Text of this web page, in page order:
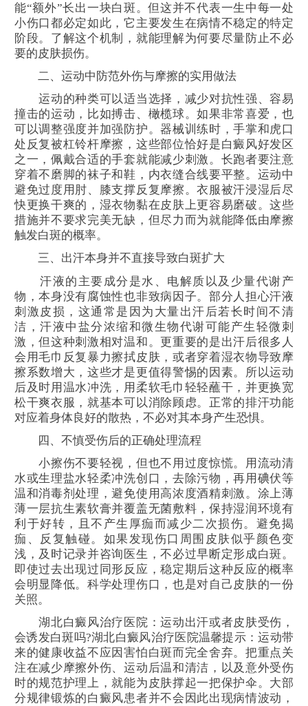
能“额外”长出一块白斑。但这并不代表一生中每一处
小伤口都必定如此，它主要发生在病情不稳定的特定
阶段。了解这个机制，就能理解为何要尽量防止不必
要的皮肤损伤。
二、运动中防范外伤与摩擦的实用做法
运动的种类可以适当选择，减少对抗性强、容易
撞击的运动，比如搏击、橄榄球。如果非常喜爱，也
可以调整强度并加强防护。器械训练时，手掌和虎口
处反复被杠铃杆摩擦，这些部位恰好是白癜风好发区
之一，佩戴合适的手套就能减少刺激。长跑者要注意
穿着不磨脚的袜子和鞋，内衣缝合线要平整。运动中
避免过度用肘、膝支撑反复摩擦。衣服被汗浸湿后尽
快更换干爽的，湿衣物黏在皮肤上更容易磨破。这些
措施并不要求完美无缺，但尽力而为就能降低由摩擦
触发白斑的概率。
三、出汗本身并不直接导致白斑扩大
汗液的主要成分是水、电解质以及少量代谢产
物，本身没有腐蚀性也非致病因子。部分人担心汗液
刺激皮损，这通常是因为大量出汗后若长时间不清
洁，汗液中盐分浓缩和微生物代谢可能产生轻微刺
激，但这种刺激相对温和。更重要的是出汗后很多人
会用毛巾反复暴力擦拭皮肤，或者穿着湿衣物导致摩
擦系数增大，这些才是更值得警惕的因素。所以运动
后及时用温水冲洗，用柔软毛巾轻轻蘸干，并更换宽
松干爽衣服，就基本可以消除顾虑。正常的排汗功能
对应着身体良好的散热，不必对其本身产生恐惧。
四、不慎受伤后的正确处理流程
小擦伤不要轻视，但也不用过度惊慌。用流动清
水或生理盐水轻柔冲洗创口，去除污物，再用碘伏等
温和消毒剂处理，避免使用高浓度酒精刺激。涂上薄
薄一层抗生素软膏并覆盖无菌敷料，保持湿润环境有
利于好转，且不产生厚痂而减少二次损伤。避免揭
痂、反复触碰。如果发现伤口周围皮肤似乎颜色变
浅，及时记录并咨询医生，不必过早断定形成白斑。
即使过去出现过同形反应，稳定期后这种反应的概率
会明显降低。科学处理伤口，也是对自己皮肤的一份
关照。
湖北白癜风治疗医院：运动出汗或者皮肤受伤，
会诱发白斑吗?湖北白癜风治疗医院温馨提示：运动带
来的健康收益不应因害怕白斑而完全舍弃。把重点关
注在减少摩擦外伤、运动后温和清洁，以及意外受伤
时的规范护理上，就能为皮肤撑起一把保护伞。大部
分规律锻炼的白癜风患者并不会因此出现病情波动，